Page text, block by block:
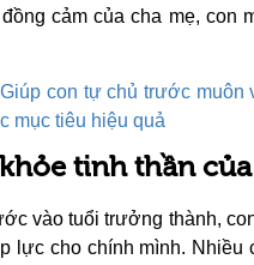
cảm của cha mẹ, con
Giúp con tự chủ trước muôn
mục tiêu hiệu quả
tinh thần
vào tuổi trưởng thành,
lực cho chính mình. Nhiều